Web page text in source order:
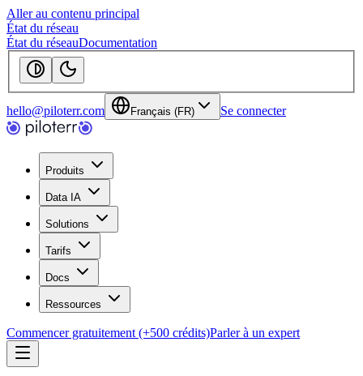
Aller au contenu principal
État du réseau
État du réseauDocumentation
hello@piloterr.com Français (FR) Se connecter
Produits
Data IA
Solutions
Tarifs
Docs
Ressources
Commencer gratuitement (+500 crédits)Parler à un expert